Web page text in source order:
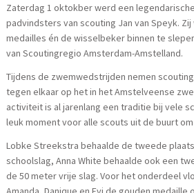
Zaterdag 1 oktokber werd een
padvindsters van scouting Jan van Speyk.
medailles én de wisselbeker binnen te
van Scoutingregio Amsterdam-Amstelland.
Tijdens de zwemwedstrijden nemen
tegen elkaar op het in het Amstelveense
activiteit is al jarenlang een traditie bij vele
leuk moment voor alle scouts uit de buurt
Lobke Streekstra behaalde de tweede
schoolslag, Anna White behaalde ook een
de 50 meter vrije slag. Voor het onderdeel